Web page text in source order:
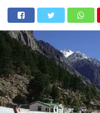
उत्तराखंडअल्मोड़ा
देहरादूननैनीतालपिथौरागढ़
मनोरंजन